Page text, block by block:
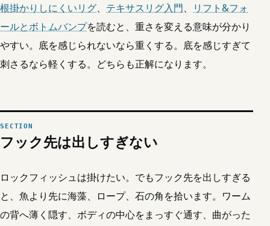
根掛かりしにくいリグ、 テキサスリグ入門、
リフト&フォ
ールとボトムバンプを読むと、重さを変える意味が分かり
やすい。底を感じられないなら重くする。底を感じすぎて
刺さるなら軽くする。どちらも正解になります。
フック先は出しすぎない
ロックフィッシュは掛けたい。でもフック先を出しすぎる
と、魚より先に海藻、ロープ、石の角を拾います。ワーム
の背へ薄く隠す、ボディの中心をまっすぐ通す、曲がった